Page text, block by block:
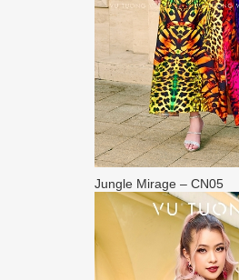
Jungle Mirage – CN05